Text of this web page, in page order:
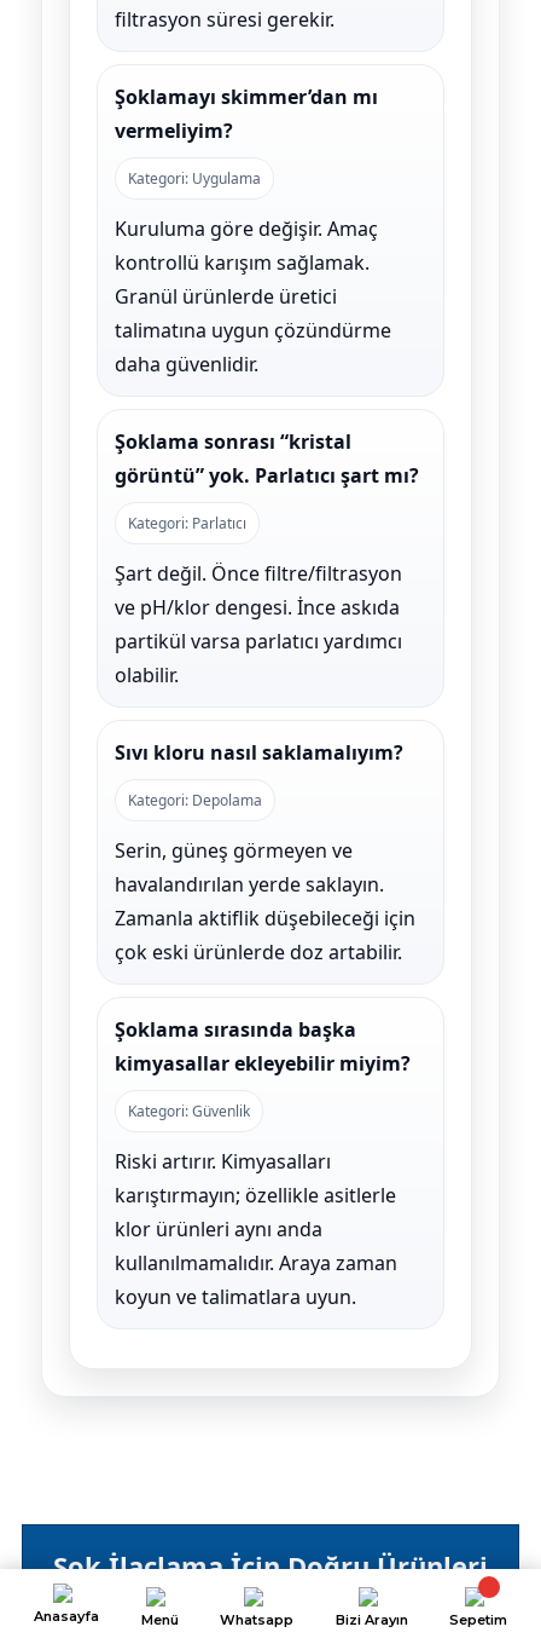
filtrasyon süresi gerekir.
Şoklamayı skimmer’dan mı
vermeliyim?
Kategori: Uygulama
Kuruluma göre değişir. Amaç
kontrollü karışım sağlamak.
Granül ürünlerde üretici
talimatına uygun çözündürme
daha güvenlidir.
Şoklama sonrası “kristal
görüntü” yok. Parlatıcı şart mı?
Kategori: Parlatıcı
Şart değil. Önce filtre/filtrasyon
ve pH/klor dengesi. İnce askıda
partikül varsa parlatıcı yardımcı
olabilir.
Sıvı kloru nasıl saklamalıyım?
Kategori: Depolama
Serin, güneş görmeyen ve
havalandırılan yerde saklayın.
Zamanla aktiflik düşebileceği için
çok eski ürünlerde doz artabilir.
Şoklama sırasında başka
kimyasallar ekleyebilir miyim?
Kategori: Güvenlik
Riski artırır. Kimyasalları
karıştırmayın; özellikle asitlerle
klor ürünleri aynı anda
kullanılmamalıdır. Araya zaman
koyun ve talimatlara uyun.
Şok İlaçlama İçin Doğru Ürünleri
Seçin
Şok klor, sıvı klor ve test kitleriyle suyu hızlı
Anasayfa Menü Whatsapp Bizi Arayın Sepetim